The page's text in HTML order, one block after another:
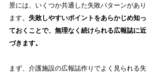
景には、いくつか共通した失敗パターンがあり
ます。 失敗しやすいポイントをあらかじめ知っ
ておくことで、無理なく続けられる広報誌に近
づきます。
まず、介護施設の広報誌作りでよく見られる失